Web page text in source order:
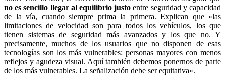
no es sencillo llegar al equilibrio justo entre seguridad y capacidad
de la vía, cuando siempre prima la primera. Explican que «las
limitaciones de velocidad son para todos los vehículos, los que
tienen sistemas de seguridad más avanzados y los que no. Y
precisamente, muchos de los usuarios que no disponen de esas
tecnologías son los más vulnerables: personas mayores con menos
reflejos y agudeza visual. Aquí también debemos ponernos de parte
de los más vulnerables. La señalización debe ser equitativa».